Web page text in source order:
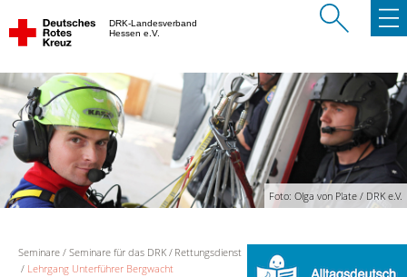
DRK-Landesverband
Hessen e.V.
Foto: Olga von Plate / DRK e.V.
Seminare Seminare für das DRK
Rettungsdienst
Lehrgang Unterführer Bergwacht